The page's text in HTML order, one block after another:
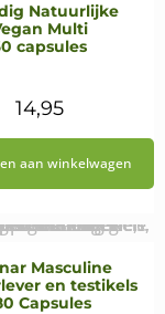
Natuurlijke
Multi
capsules
14,95
aan winkelwagen
Masculine
en testikels
Capsules